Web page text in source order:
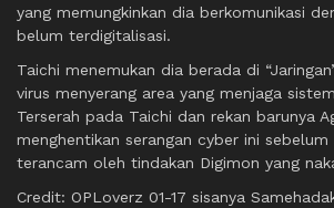
yang memungkinkan dia berkomunikasi
belum terdigitalisasi.
Taichi menemukan dia berada di
virus menyerang area yang menjaga
Terserah pada Taichi dan rekan barunya
menghentikan serangan cyber ini sebelum
terancam oleh tindakan Digimon yang
Credit: OPLoverz 01-17 sisanya